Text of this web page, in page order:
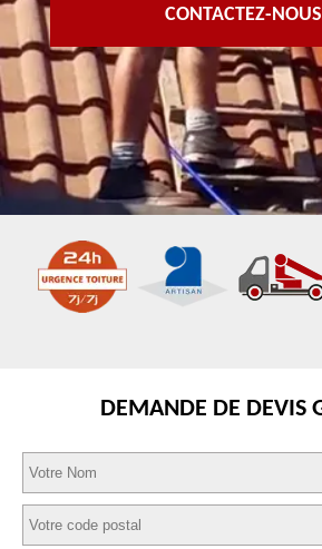
CONTACTEZ-
DEMANDE DE DEVIS